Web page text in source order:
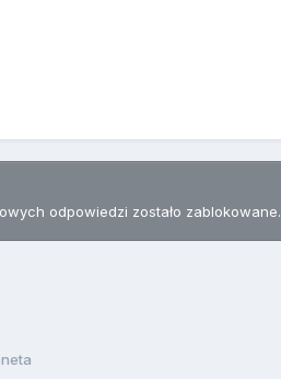
odpowiedzi zostało zablokowane.